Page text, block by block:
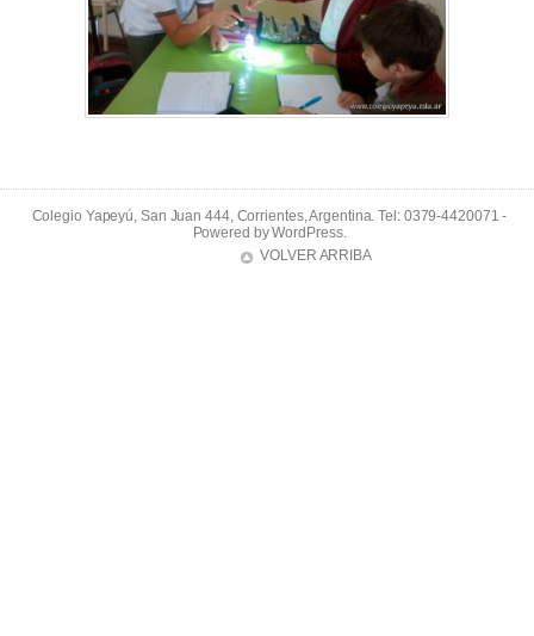
Colegio Yapeyú, San Juan 444, Corrientes, Argentina. Tel: 0379-4420071 -
Powered byWordPress.
VOLVER ARRIBA